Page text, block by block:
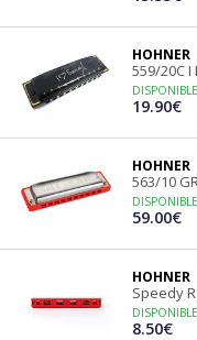
HOHNER
559/20C I
DISPONIBLE
19.90€
HOHNER
563/10
DISPONIBLE
59.00€
HOHNER
Speedy
DISPONIBLE
8.50€